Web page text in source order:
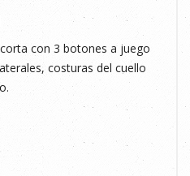
con 3 botones a juego
costuras del cuello